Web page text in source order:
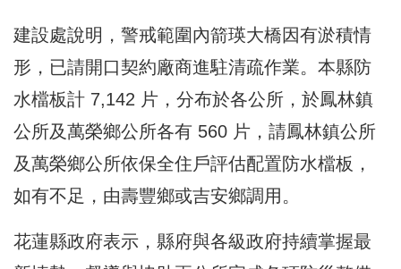
建設處說明，警戒範圍內箭瑛大橋因有淤積情
形，已請開口契約廠商進駐清疏作業。本縣防
水檔板計 7,142 片，分布於各公所，於鳳林鎮
公所及萬榮鄉公所各有 560 片，請鳳林鎮公所
及萬榮鄉公所依保全住戶評估配置防水檔板，
如有不足，由壽豐鄉或吉安鄉調用。
花蓮縣政府表示，縣府與各級政府持續掌握最